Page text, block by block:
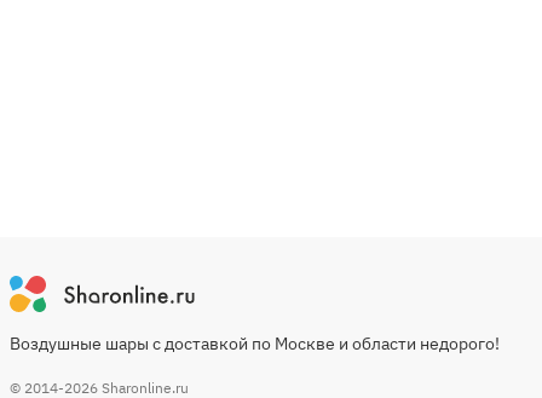
Воздушные шары с доставкой по Москве и области недорого!
© 2014-2026 Sharonline.ru